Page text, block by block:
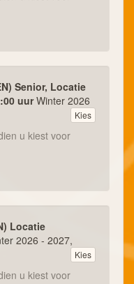
Senior, Locatie
uurWinter 2026
Kies
u kiest voor
Locatie
2026 - 2027,
Kies
u kiest voor